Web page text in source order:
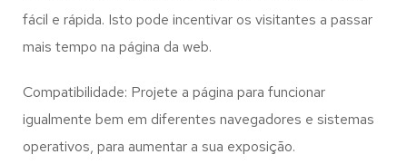
fácil e rápida. Isto pode incentivar os visitantes a passar
mais tempo na página da web.
Compatibilidade: Projete a página para funcionar
igualmente bem em diferentes navegadores e sistemas
operativos, para aumentar a sua exposição.